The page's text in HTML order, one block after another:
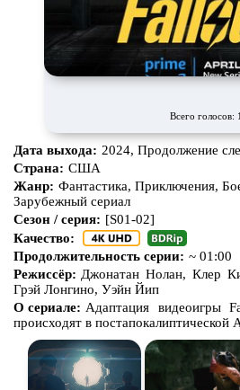
Всего голосов:
Дата выхода: 2024, Продолжение
Страна: США
Жанр: Фантастика, Приключения,
Зарубежный сериал
Сезон / серия: [S01-02]
Качество:
Продолжительность серии: ~ 01:00
Режиссёр: Джонатан Нолан, Клер
Грэй Лонгино, Уэйн Йип
О сериале: Адаптация видеоигры
происходят ​​в постапокалиптической